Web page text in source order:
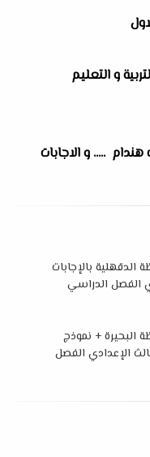
و التعليم
..... و الاجابات
الدقهلية بالإجابات
الفصل الدراسي
البحيرة + نموذج
الإعدادي الفصل